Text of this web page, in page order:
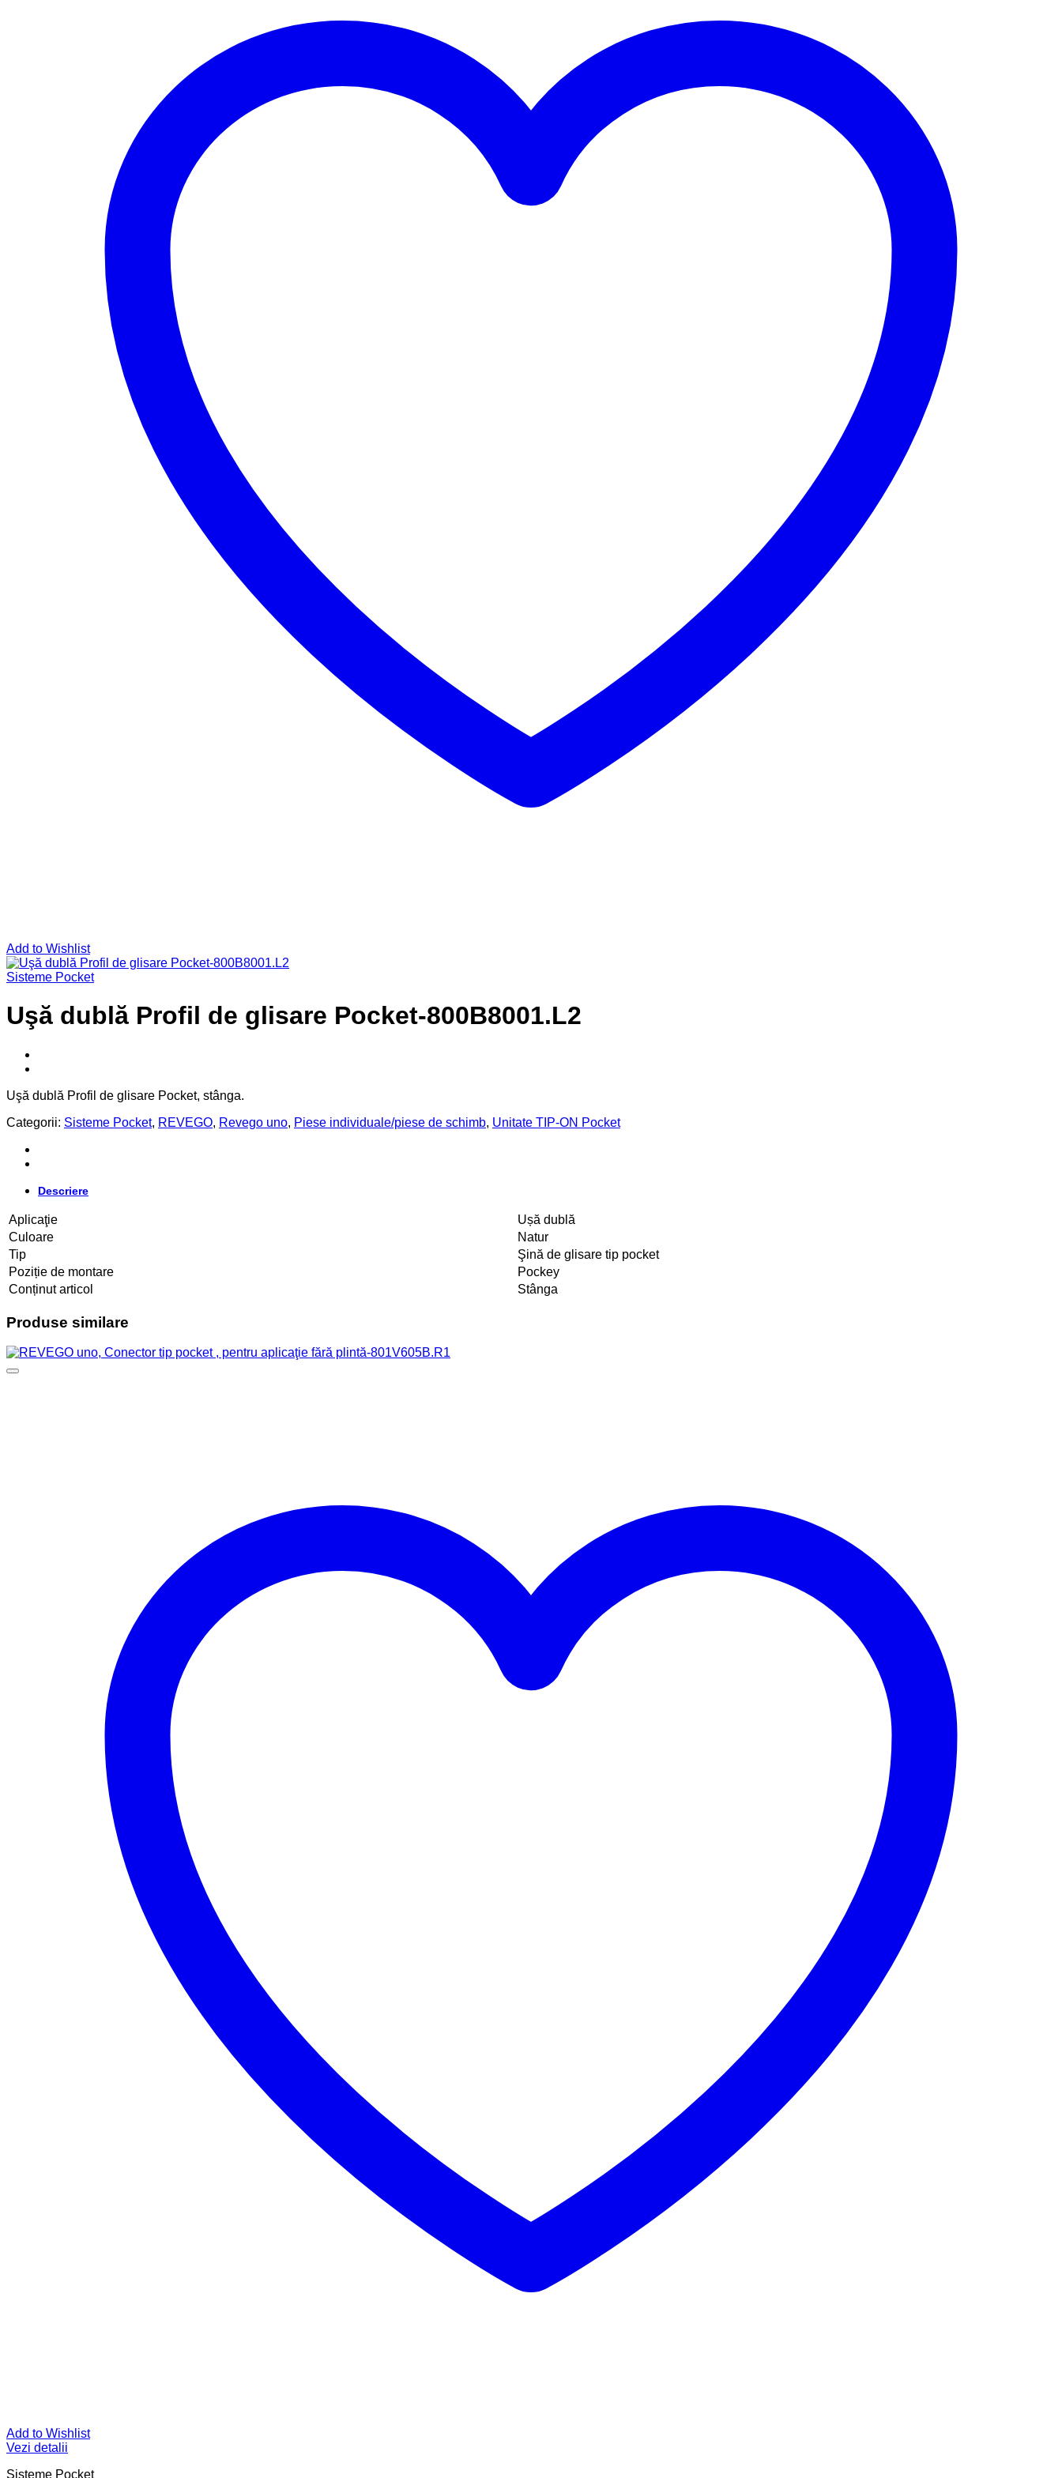
Add to Wishlist
Sisteme Pocket
Uşă dublă Profil de glisare Pocket-800B8001.L2
Uşă dublă Profil de glisare Pocket, stânga.
Categorii: Sisteme Pocket, REVEGO, Revego uno, Piese individuale/piese de schimb, Unitate TIP-ON Pocket
Descriere
Aplicaţie
Ușă dublă
Culoare
Natur
Tip
Şină de glisare tip pocket
Poziție de montare
Pockey
Conținut articol
Stânga
Produse similare
Add to Wishlist
Vezi detalii
Sisteme Pocket